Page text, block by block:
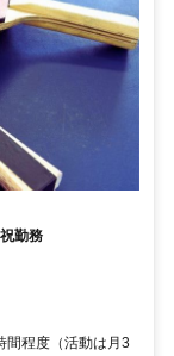
勤務
程度（活動は月3